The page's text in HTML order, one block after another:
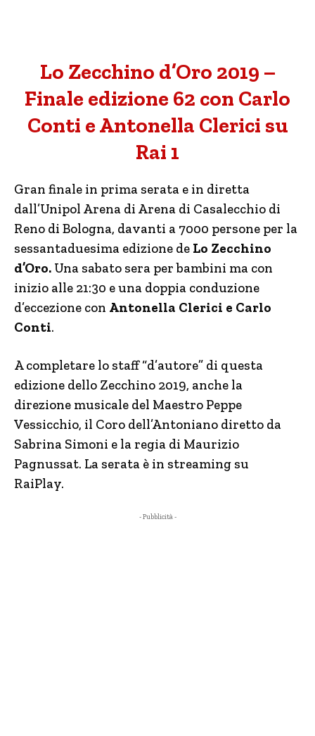
Lo Zecchino d’Oro 2019 –
Finale edizione 62 con Carlo
Conti e Antonella Clerici su
Rai 1
Gran finale in prima serata e in diretta
dall’Unipol Arena di Arena di Casalecchio di
Reno di Bologna, davanti a 7000 persone per la
sessantaduesima edizione de Lo Zecchino
d’Oro. Una sabato sera per bambini ma con
inizio alle 21:30 e una doppia conduzione
d’eccezione con Antonella Clerici e Carlo
Conti.
A completare lo staff “d’autore” di questa
edizione dello Zecchino 2019, anche la
direzione musicale del Maestro Peppe
Vessicchio, il Coro dell’Antoniano diretto da
Sabrina Simoni e la regia di Maurizio
Pagnussat. La serata è in streaming su
RaiPlay.
- Pubblicità -